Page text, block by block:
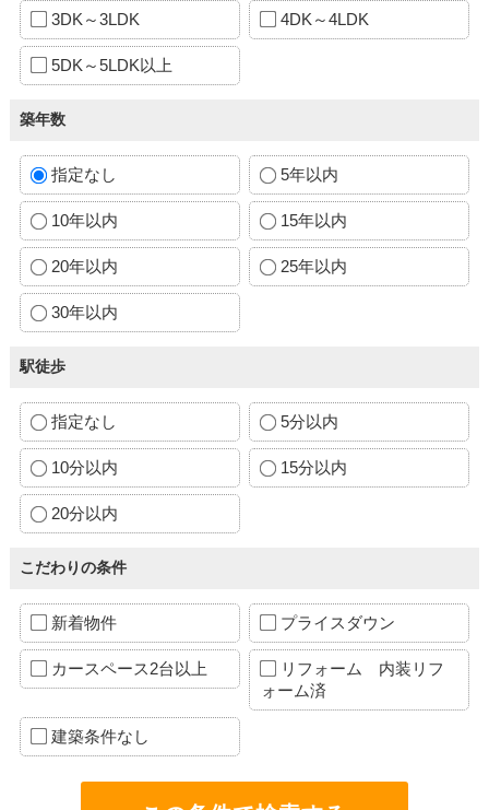
3DK～3LDK 4DK～4LDK
5DK～5LDK以上
築年数
指定なし 5年以内
10年以内 15年以内
20年以内 25年以内
30年以内
駅徒歩
指定なし 5分以内
10分以内 15分以内
20分以内
こだわりの条件
新着物件 プライスダウン
カースペース2台以上
リフォーム 内装リフ
ォーム済
建築条件なし